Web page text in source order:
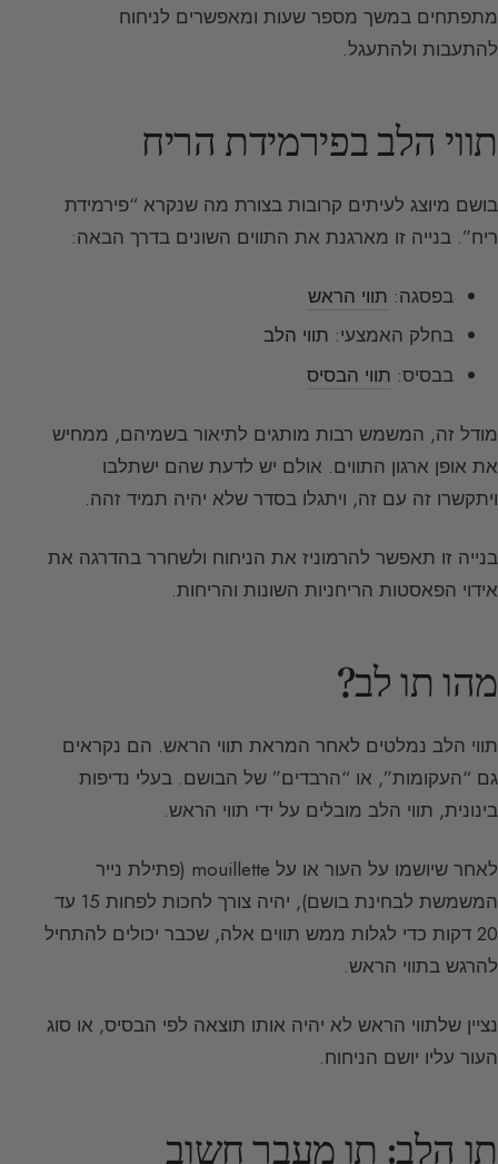
מתפתחים במשך מספר שעות ומאפשרים לניחוח
להתעבות ולהתעגל.
תווי הלב בפירמידת הריח
בושם מיוצג לעיתים קרובות בצורת מה שנקרא “פירמידת
ריח”. בנייה זו מארגנת את התווים השונים בדרך הבאה:
בפסגה: תווי הראש
בחלק האמצעי: תווי הלב
בבסיס: תווי הבסיס
מודל זה, המשמש רבות מותגים לתיאור בשמיהם, ממחיש
את אופן ארגון התווים. אולם יש לדעת שהם ישתלבו
ויתקשרו זה עם זה, ויתגלו בסדר שלא יהיה תמיד זהה.
בנייה זו תאפשר להרמוניז את הניחוח ולשחרר בהדרגה את
אידוי הפאסטות הריחניות השונות והריחות.
מהו תו לב?
תווי הלב נמלטים לאחר המראת תווי הראש. הם נקראים
גם “העקומות”, או “הרבדים” של הבושם. בעלי נדיפות
בינונית, תווי הלב מובלים על ידי תווי הראש.
לאחר שיושמו על העור או על mouillette (פתילת נייר
המשמשת לבחינת בושם), יהיה צורך לחכות לפחות 15 עד
20 דקות כדי לגלות ממש תווים אלה, שכבר יכולים להתחיל
להרגש בתווי הראש.
נציין שלתווי הראש לא יהיה אותו תוצאה לפי הבסיס, או סוג
העור עליו יושם הניחוח.
תו הלב: תו מעבר חשוב